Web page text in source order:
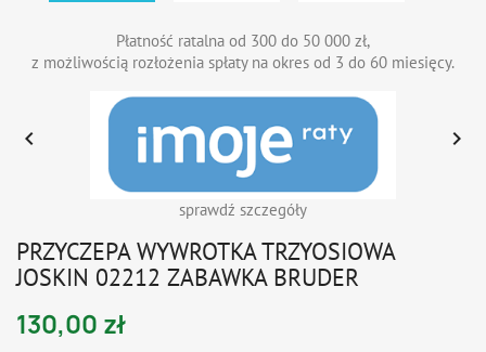
Płatność ratalna od 300 do 50 000 zł,
z możliwością rozłożenia spłaty na okres od 3 do 60 miesięcy.
sprawdź szczegóły
 
PRZYCZEPA WYWROTKA TRZYOSIOWA
JOSKIN 02212 ZABAWKA BRUDER
130,00 zł